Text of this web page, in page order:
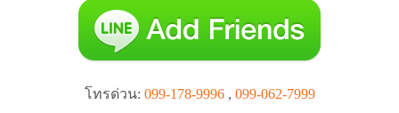
โทรด่วน: 099-178-9996, 099-062-7999